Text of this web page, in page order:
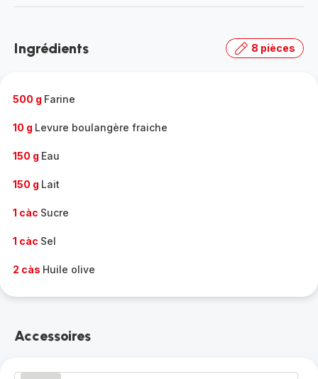
-
gamme
Ingrédients 8 pièces
500 g Farine
10 g Levure boulangère fraiche
150 g Eau
150 g Lait
1 càc Sucre
1 càc Sel
2 càs Huile olive
Accessoires